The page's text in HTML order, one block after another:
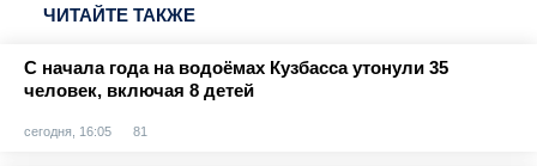
ЧИТАЙТЕ ТАКЖЕ
С начала года на водоёмах Кузбасса утонули 35
человек, включая 8 детей
сегодня, 16:05 81